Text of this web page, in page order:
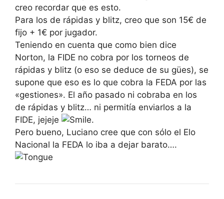
creo recordar que es esto.
Para los de rápidas y blitz, creo que son 15€ de
fijo + 1€ por jugador.
Teniendo en cuenta que como bien dice
Norton, la FIDE no cobra por los torneos de
rápidas y blitz (o eso se deduce de su gües), se
supone que eso es lo que cobra la FEDA por las
«gestiones». El año pasado ni cobraba en los
de rápidas y blitz… ni permitía enviarlos a la
FIDE, jejeje
.
Pero bueno, Luciano cree que con sólo el Elo
Nacional la FEDA lo iba a dejar barato….